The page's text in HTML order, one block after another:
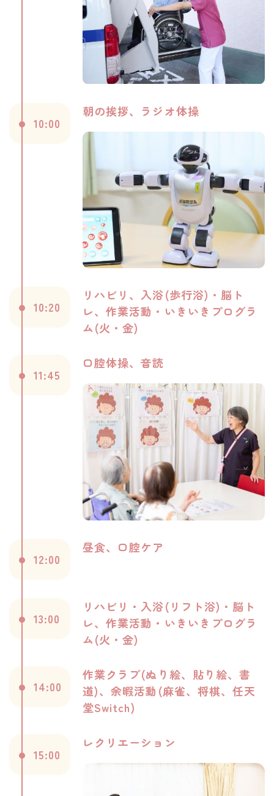
10:00
朝の挨拶、ラジオ体操
10:20
リハビリ、入浴(歩行浴)・脳ト
レ、作業活動・ いきいきプログラ
ム(火・金)
11:45
口腔体操、音読
12:00
昼食、口腔ケア
13:00
リハビリ・入浴(リフト浴)・脳ト
レ、作業活動・ いきいきプログラ
ム(火・金)
14:00
作業クラブ(ぬり絵、貼り絵、書
道)、余暇活動(麻雀、将棋、任天
堂Switch)
15:00
レクリエーション